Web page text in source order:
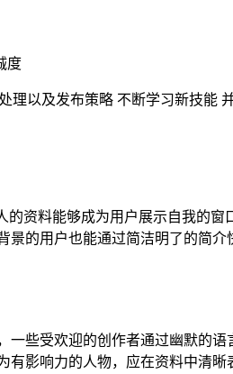
度
理以及发布策略 不断学习新技能
资料能够成为用户展示自我的
的用户也能通过简洁明了的简
些受欢迎的创作者通过幽默的
影响力的人物，应在资料中清